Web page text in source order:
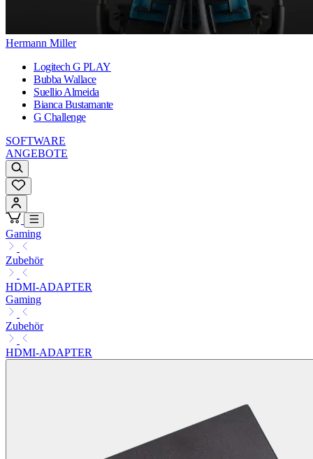
Hermann Miller
Logitech G PLAY
Bubba Wallace
Suellio Almeida
Bianca Bustamante
G Challenge
SOFTWARE
ANGEBOTE
Gaming
Zubehör
HDMI-ADAPTER
Gaming
Zubehör
HDMI-ADAPTER